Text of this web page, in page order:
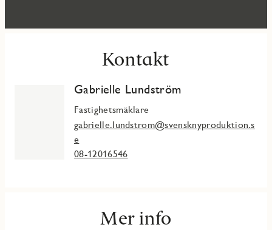
Kontakt
Gabrielle Lundström
Fastighetsmäklare
gabrielle.lundstrom@svensknyproduktion.s
e
08-12016546
Mer info